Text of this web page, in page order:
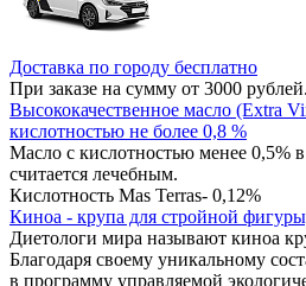
Доставка по городу бесплатно
При заказе на сумму от 3000 рублей.
Высококачественное масло (Extra
кислотностью не более 0,8 %
Масло с кислотностью менее 0,5%
считается лечебным.
Кислотность Mas Terras- 0,12%
Киноа - крупа для стройной
Диетологи мира называют киноа
Благодаря своему уникальному
в программу управляемой